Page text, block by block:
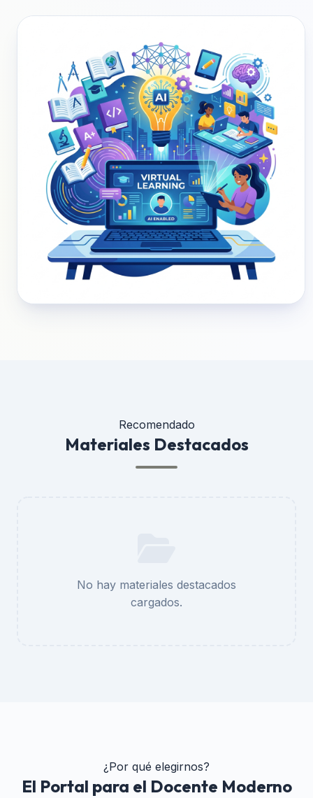
Recomendado
Materiales Destacados
No hay materiales destacados
cargados.
¿Por qué elegirnos?
El Portal para el Docente Moderno